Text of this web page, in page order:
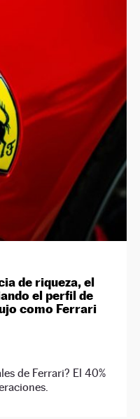
de riqueza, el
el perfil de
como Ferrari
de Ferrari? El 40%